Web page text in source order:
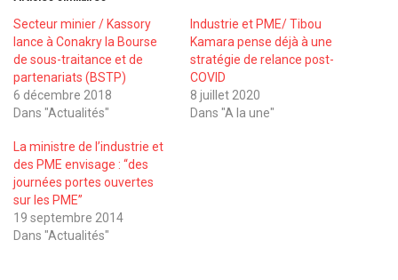
Secteur minier / Kassory
lance à Conakry la Bourse
de sous-traitance et de
partenariats (BSTP)
6 décembre 2018
Dans "Actualités"
Industrie et PME/ Tibou
Kamara pense déjà à une
stratégie de relance post-
COVID
8 juillet 2020
Dans "A la une"
La ministre de l’industrie et
des PME envisage : ‘‘des
journées portes ouvertes
sur les PME’’
19 septembre 2014
Dans "Actualités"